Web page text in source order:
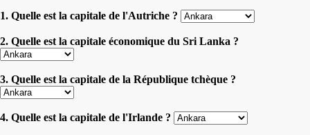
1. Quelle est la capitale de l'Autriche ?
2. Quelle est la capitale économique du Sri Lanka ?
3. Quelle est la capitale de la République tchèque ?
4. Quelle est la capitale de l'Irlande ?